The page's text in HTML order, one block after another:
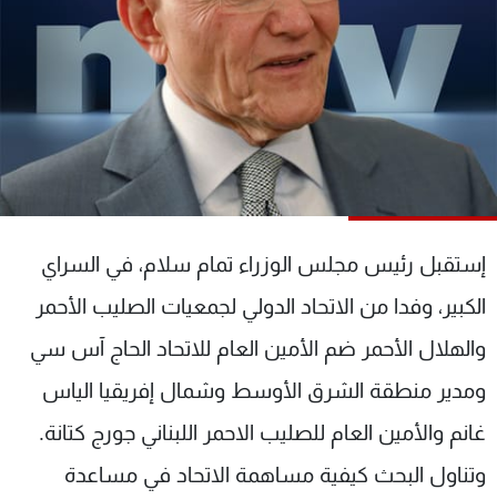
إستقبل رئيس مجلس الوزراء تمام سلام، في السراي
الكبير، وفدا من الاتحاد الدولي لجمعيات الصليب الأحمر
والهلال الأحمر ضم الأمين العام للاتحاد الحاج آس سي
ومدير منطقة الشرق الأوسط وشمال إفريقيا الياس
غانم والأمين العام للصليب الاحمر اللبناني جورج كتانة.
وتناول البحث كيفية مساهمة الاتحاد في مساعدة
البرامج
جدول البرامج
شاهد البرامج
عن MTV
لاعلاناتكم
وظائف
شروط الإسـتخدام